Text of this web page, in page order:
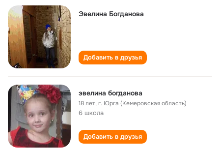
Эвелина Богданова
Добавить в друзья
эвелина богданова
18 лет,г. Юрга (Кемеровская область)
6 школа
Добавить в друзья